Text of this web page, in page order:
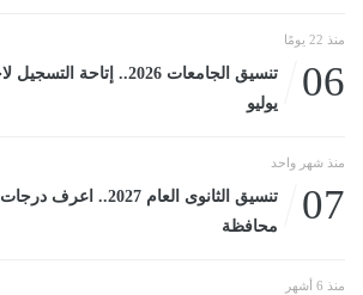
منذ 22 يومًا
06
يوليو
منذ شهر واحد
07
محافظة
منذ 6 أشهر